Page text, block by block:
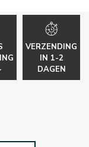
VERZENDING
IN 1-2
DAGEN